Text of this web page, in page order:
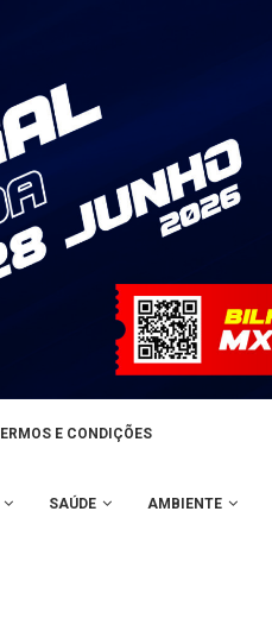
E CONDIÇÕES
SAÚDE AMBIENTE